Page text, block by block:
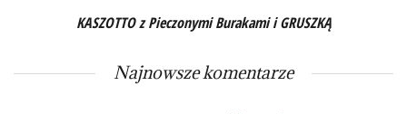
KASZOTTO z Pieczonymi Burakami i GRUSZKĄ
Najnowsze komentarze